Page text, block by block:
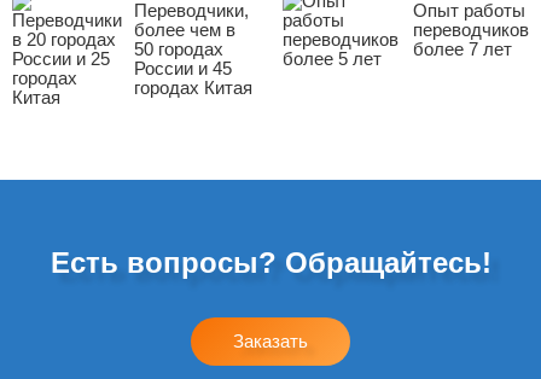
Переводчики,
более чем в
50 городах
России и 45
городах Китая
Опыт работы
переводчиков
более 7 лет
Есть вопросы? Обращайтесь!
Заказать